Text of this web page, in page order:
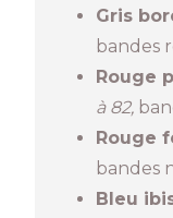
Gris
bandes
Rouge
à 82,
Rouge
bandes
Bleu